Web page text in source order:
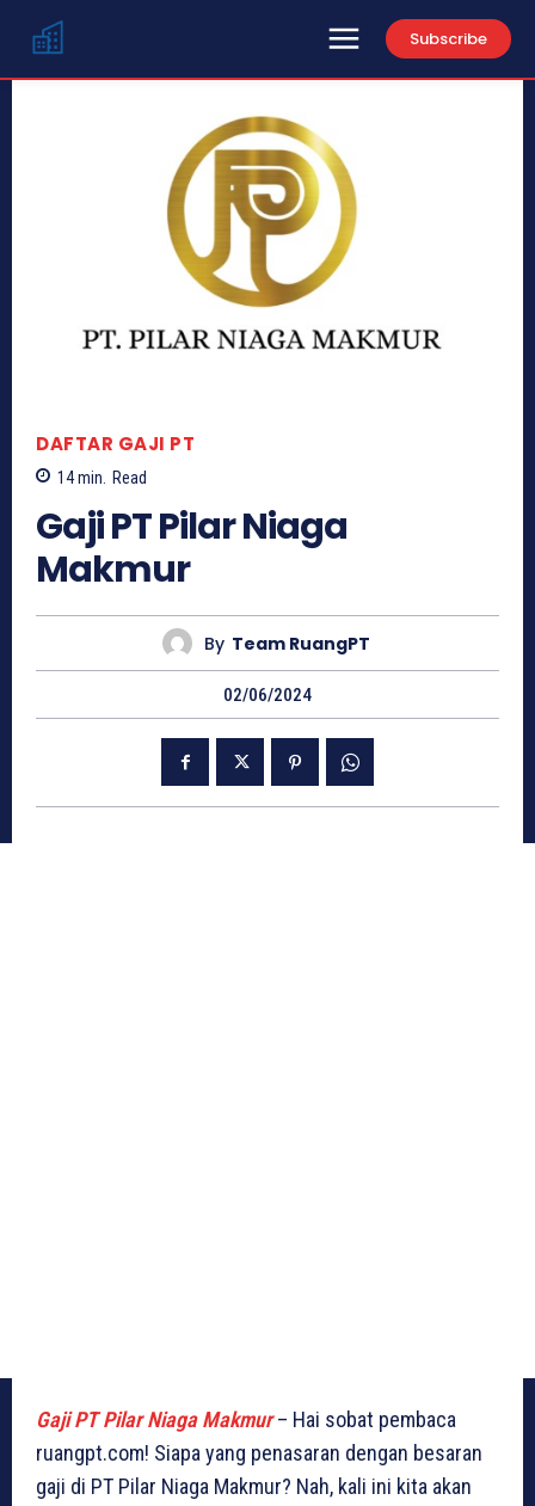
Subscribe
DAFTAR GAJI PT
14min. Read
Gaji PT Pilar Niaga
Makmur
By Team RuangPT
02/06/2024
Gaji PT Pilar Niaga Makmur– Hai sobat pembaca
ruangpt.com! Siapa yang penasaran dengan besaran
gaji di PT Pilar Niaga Makmur? Nah, kali ini kita akan